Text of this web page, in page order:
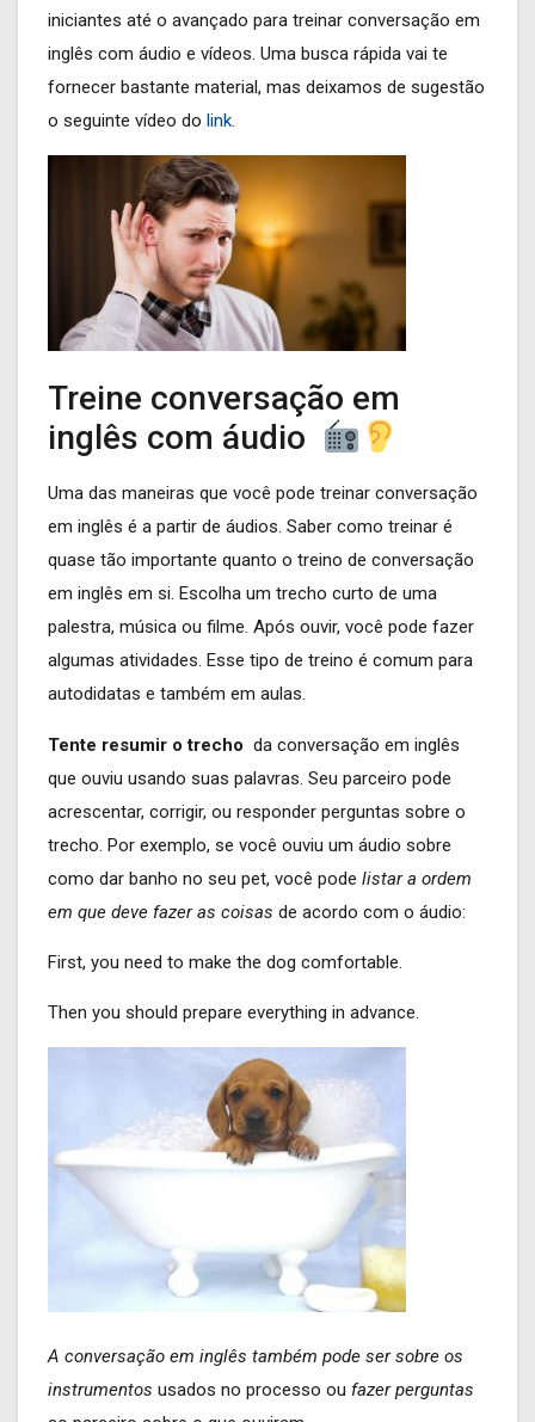
iniciantes até o avançado para treinar conversação em
inglês com áudio e vídeos. Uma busca rápida vai te
fornecer bastante material, mas deixamos de sugestão
o seguinte vídeo do link.
Treine conversação em
inglês com áudio
Uma das maneiras que você pode treinar conversação
em inglês é a partir de áudios. Saber como treinar é
quase tão importante quanto o treino de conversação
em inglês em si. Escolha um trecho curto de uma
palestra, música ou filme. Após ouvir, você pode fazer
algumas atividades. Esse tipo de treino é comum para
autodidatas e também em aulas.
Tente resumir o trecho da conversação em inglês
que ouviu usando suas palavras. Seu parceiro pode
acrescentar, corrigir, ou responder perguntas sobre o
trecho. Por exemplo, se você ouviu um áudio sobre
como dar banho no seu pet, você pode listar a ordem
em que deve fazer as coisas de acordo com o áudio:
First, you need to make the dog comfortable.
Then you should prepare everything in advance.
A conversação em inglês também pode ser sobre os
instrumentos usados no processo ou fazer perguntas